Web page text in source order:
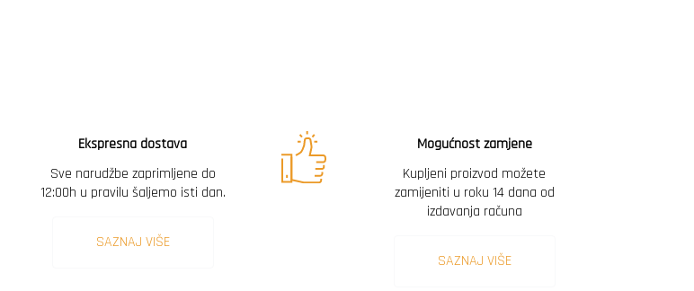
Ekspresna dostava
Sve narudžbe zaprimljene do
12:00h u pravilu šaljemo isti dan.
SAZNAJ VIŠE
Mogućnost zamjene
Kupljeni proizvod možete
zamijeniti u roku 14 dana od
izdavanja računa
SAZNAJ VIŠE